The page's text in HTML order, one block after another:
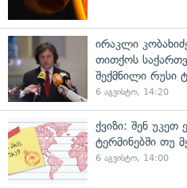
ირაკლი
თითქოს
შექმნილი რუსი
6 აგვისტო, 14:20
ქვიზი: შენ
ტერმინებში თუ
6 აგვისტო, 14:00